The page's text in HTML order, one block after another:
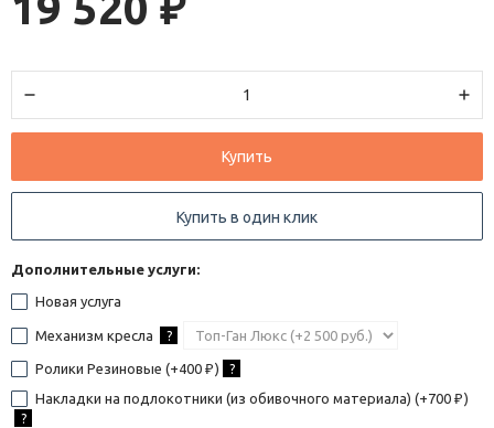
₽
Купить
Купить в один клик
Дополнительные услуги:
Новая услуга
Механизм кресла ?
Ролики Резиновые (+400 ₽ ) ?
Накладки на подлокотники (из обивочного материала) (+700 ₽ )
?